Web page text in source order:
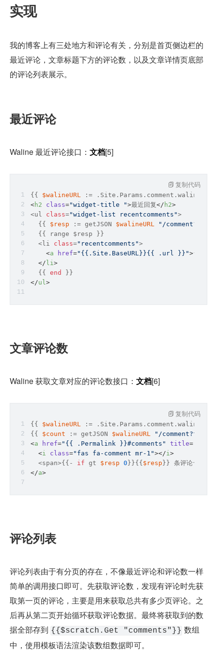
实现
我的博客上有三处地方和评论有关，分别是首页侧边栏的
最近评论，文章标题下方的评论数，以及文章详情页底部
的评论列表展示。
最近评论
Waline 最近评论接口： 文档[5]
{{ $walineURL :=
<h2 class="widget-title ">最近回复</ h2>
<ul class="widget-list recentcomments">
  {{
$resp := getJSON $walineURL
"/
  {{
range $resp }}
  <li
class="recentcomments">
<a href="{{.Site.BaseURL}}{{ .url }}">{{
</ li>
  {{
end
}}
</ul>
复制代码
文章评论数
Waline 获取文章对应的评论数接口： 文档[6]
{{ $walineURL :=
{{ $count := getJSON $walineURL
"/
<a href="{{ .Permalink }}#comments" title=
<i class="fas fa-comment mr-1"></i>
  <span>{{-
if gt $resp 0 }}{{ $resp }} 条评论{{
</a>
复制代码
评论列表
评论列表由于有分页的存在，不像最近评论和评论数一样
简单的调用接口即可。先获取评论数，发现有评论时先获
取第一页的评论，主要是用来获取总共有多少页评论。之
后再从第二页开始循环获取评论数据。最终将获取到的数
据全部存到 {{$scratch.Get "comments"}} 数组
中，使用模板语法渲染该数组数据即可。